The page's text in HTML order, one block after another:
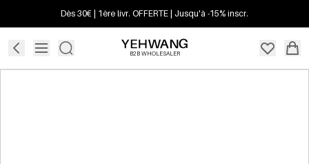
Dès 30€ | 1ère livr. OFFERTE | Jusqu'à -15% inscr.
B2B WHOLESALER